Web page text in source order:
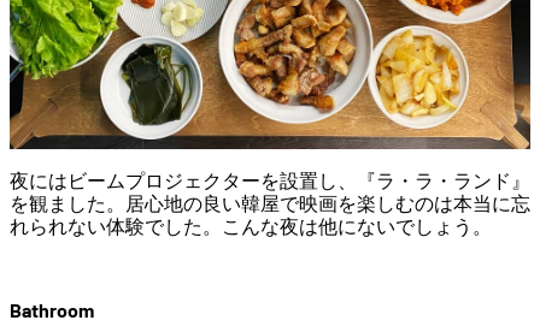
夜にはビームプロジェクターを設置し、『ラ・ラ・ランド』
を観ました。居心地の良い韓屋で映画を楽しむのは本当に忘
れられない体験でした。こんな夜は他にないでしょう。
Bathroom